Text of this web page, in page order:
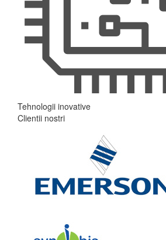
Tehnologii inovative
Clientii nostri